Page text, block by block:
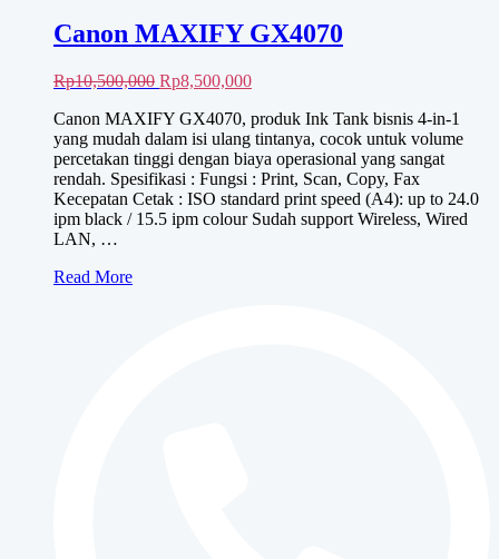
Canon MAXIFY GX4070
Rp10,500,000 Harga
adalah:
Rp10,500,000.
Rp8,500,000Harga
ini
adalah:
Rp8,500,000.
Canon MAXIFY GX4070, produk Ink Tank bisnis 4-in-1
yang mudah dalam isi ulang tintanya, cocok untuk volume
percetakan tinggi dengan biaya operasional yang sangat
rendah. Spesifikasi : Fungsi : Print, Scan, Copy, Fax
Kecepatan Cetak : ISO standard print speed (A4): up to 24.0
ipm black / 15.5 ipm colour Sudah support Wireless, Wired
LAN, …
Canon
Read More